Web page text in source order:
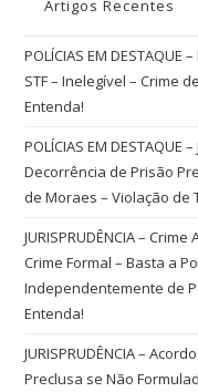
Artigos Recentes
POLÍCIAS EM
STF – Inelegível – Crime
Entenda!
POLÍCIAS EM
Decorrência de Prisão
de Moraes – Violação de
JURISPRUDÊNCIA –
Crime Formal – Basta a
Independentemente de
Entenda!
JURISPRUDÊNCIA –
Preclusa se Não